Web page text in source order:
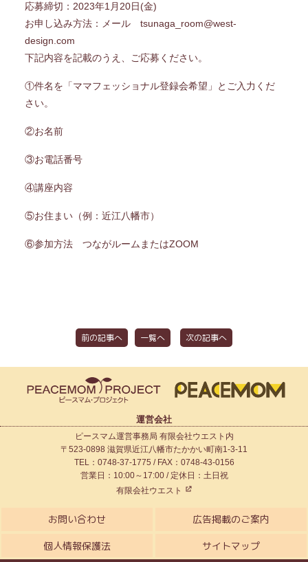
応募締切：2023年1月20日(金)
お申し込み方法：メール tsunaga_room@west-
design.com
下記内容を記載のうえ、ご応募ください。
①件名を「ママフェッショナル登録会希望」とご入力くだ
さい。
②お名前
③お電話番号
④講座内容
⑤お住まい（例：近江八幡市）
⑥参加方法 つながルームまたはZOOM
前の記事へ 一覧へ 次の記事へ
運営会社
ピースマム運営事務局 有限会社ウエスト内
〒523-0898 滋賀県近江八幡市たかかい町南1-3-11
TEL：0748-37-1775 / FAX：0748-43-0156
営業日：10:00～17:00 / 定休日：土日祝
有限会社ウエスト
お問い合わせ 広告掲載のご案内
個人情報保護法 サイトマップ